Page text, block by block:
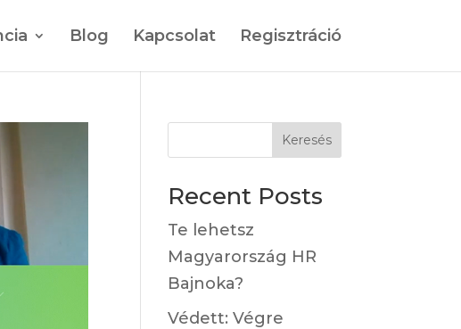
Blog Kapcsolat Regisztráció
Keresés
Recent Posts
Te lehetsz
Magyarország HR
Bajnoka?
Védett: Végre